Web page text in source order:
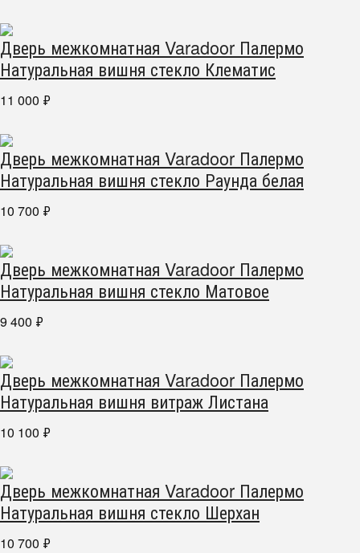
Дверь межкомнатная Varadoor Палермо
Натуральная вишня стекло Клематис
11 000 ₽
Дверь межкомнатная Varadoor Палермо
Натуральная вишня стекло Раунда белая
10 700 ₽
Дверь межкомнатная Varadoor Палермо
Натуральная вишня стекло Матовое
9 400 ₽
Дверь межкомнатная Varadoor Палермо
Натуральная вишня витраж Листана
10 100 ₽
Дверь межкомнатная Varadoor Палермо
Натуральная вишня стекло Шерхан
10 700 ₽